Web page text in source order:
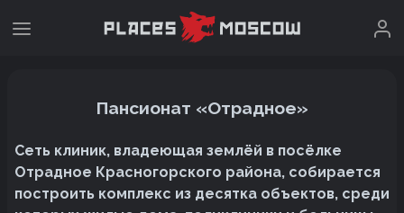
Пансионат «Отрадное»
Сеть клиник, владеющая землёй в посёлке
Отрадное Красногорского района, собирается
построить комплекс из десятка объектов, среди